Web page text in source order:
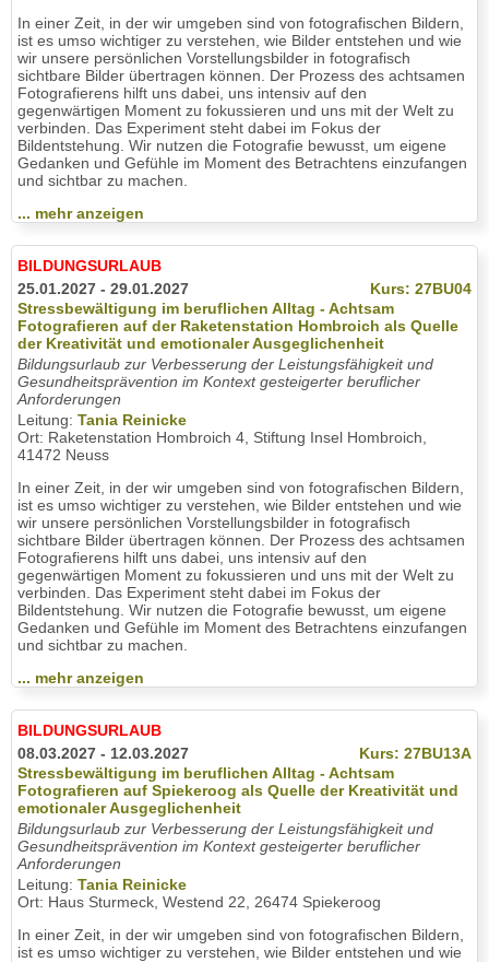
In einer Zeit, in der wir umgeben sind von fotografischen Bildern,
ist es umso wichtiger zu verstehen, wie Bilder entstehen und wie
wir unsere persönlichen Vorstellungsbilder in fotografisch
sichtbare Bilder übertragen können. Der Prozess des achtsamen
Fotografierens hilft uns dabei, uns intensiv auf den
gegenwärtigen Moment zu fokussieren und uns mit der Welt zu
verbinden. Das Experiment steht dabei im Fokus der
Bildentstehung. Wir nutzen die Fotografie bewusst, um eigene
Gedanken und Gefühle im Moment des Betrachtens einzufangen
und sichtbar zu machen.
... mehr anzeigen
BILDUNGSURLAUB
25.01.2027 - 29.01.2027
Kurs: 27BU04
Stressbewältigung im beruflichen Alltag - Achtsam
Fotografieren auf der Raketenstation Hombroich als Quelle
der Kreativität und emotionaler Ausgeglichenheit
Bildungsurlaub zur Verbesserung der Leistungsfähigkeit und
Gesundheitsprävention im Kontext gesteigerter beruflicher
Anforderungen
Leitung: Tania Reinicke
Ort: Raketenstation Hombroich 4, Stiftung Insel Hombroich,
41472 Neuss
In einer Zeit, in der wir umgeben sind von fotografischen Bildern,
ist es umso wichtiger zu verstehen, wie Bilder entstehen und wie
wir unsere persönlichen Vorstellungsbilder in fotografisch
sichtbare Bilder übertragen können. Der Prozess des achtsamen
Fotografierens hilft uns dabei, uns intensiv auf den
gegenwärtigen Moment zu fokussieren und uns mit der Welt zu
verbinden. Das Experiment steht dabei im Fokus der
Bildentstehung. Wir nutzen die Fotografie bewusst, um eigene
Gedanken und Gefühle im Moment des Betrachtens einzufangen
und sichtbar zu machen.
... mehr anzeigen
BILDUNGSURLAUB
08.03.2027 - 12.03.2027
Kurs: 27BU13A
Stressbewältigung im beruflichen Alltag - Achtsam
Fotografieren auf Spiekeroog als Quelle der Kreativität und
emotionaler Ausgeglichenheit
Bildungsurlaub zur Verbesserung der Leistungsfähigkeit und
Gesundheitsprävention im Kontext gesteigerter beruflicher
Anforderungen
Leitung: Tania Reinicke
Ort: Haus Sturmeck, Westend 22, 26474 Spiekeroog
In einer Zeit, in der wir umgeben sind von fotografischen Bildern,
ist es umso wichtiger zu verstehen, wie Bilder entstehen und wie